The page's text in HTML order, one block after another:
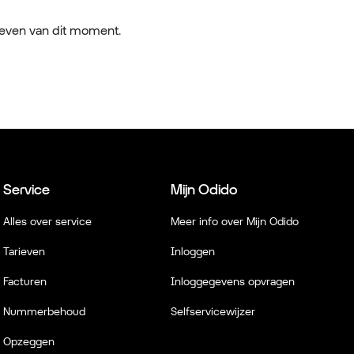
van dit moment.
Service
Alles over service
Tarieven
Facturen
Nummerbehoud
Opzeggen
Mijn Odido
Meer info over Mijn Odido
Inloggen
Inloggegevens opvragen
Selfservicewijzer